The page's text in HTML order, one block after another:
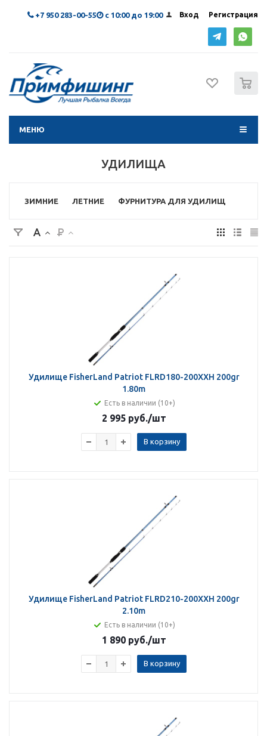
Вход Регистрация
+7 950 283-00-55 с 10:00 до 19:00
МЕНЮ
УДИЛИЩА
ЗИМНИЕ ЛЕТНИЕ ФУРНИТУРА ДЛЯ УДИЛИЩ
Удилище FisherLand Patriot FLRD180-200XXH 200gr
1.80m
Есть в наличии (10+)
2 995 руб./шт
В корзину
Удилище FisherLand Patriot FLRD210-200XXH 200gr
2.10m
Есть в наличии (10+)
1 890 руб./шт
В корзину